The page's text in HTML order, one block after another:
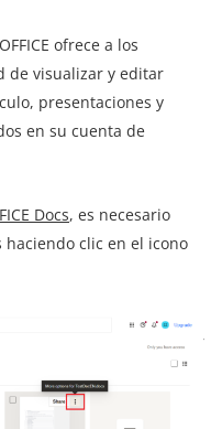
ofrece a los
de visualizar y editar
presentaciones y
en su cuenta de
Docs, es necesario
haciendo clic en el icono